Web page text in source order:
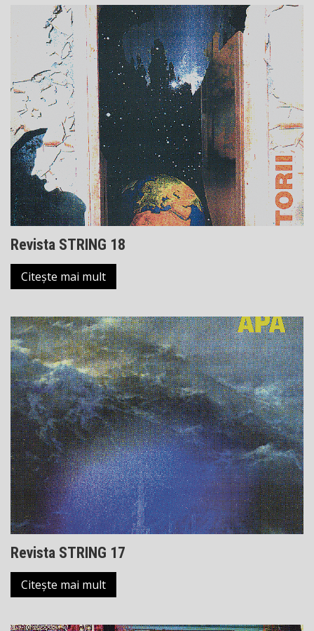
Revista STRING 18
Citește mai mult
Revista STRING 17
Citește mai mult